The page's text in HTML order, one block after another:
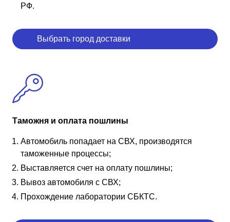
РФ.
Выбрать город доставки
Таможня и оплата пошлины
Автомобиль попадает на СВХ, производятся
таможенные процессы;
Выставляется счет на оплату пошлины;
Вывоз автомобиля с СВХ;
Прохождение лаборатории СБКТС.